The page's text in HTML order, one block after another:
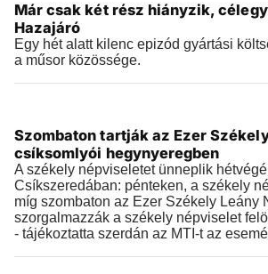
2026.08.04 |12:52
Már csak két rész hiányzik,
Hazajáró
Egy hét alatt kilenc epizód gyártási
a műsor közössége.
2026.07.01 |22:00
Szombaton tartják az Ezer
csíksomlyói hegynyeregben
A székely népviseletet ünneplik
Csíkszeredában: pénteken, a székely
míg szombaton az Ezer Székely Leány
szorgalmazzák a székely népviselet
- tájékoztatta szerdán az MTI-t az